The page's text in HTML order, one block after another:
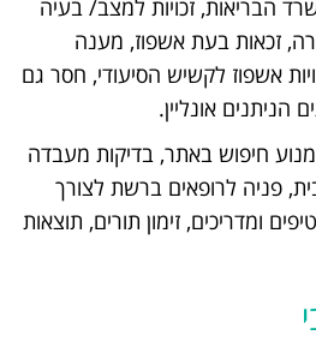
הבריאות, זכויות למצב/ בעיה
זכאות בעת אשפוז, מענה
אשפוז לקשיש הסיעודי, חסר גם
הניתנים אונליין.
חיפוש באתר, בדיקות מעבדה
פניה לרופאים ברשת לצורך
ומדריכים, זימון תורים, תוצאות